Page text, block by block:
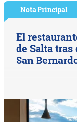
Nota Principal
El
de Salta tras
San